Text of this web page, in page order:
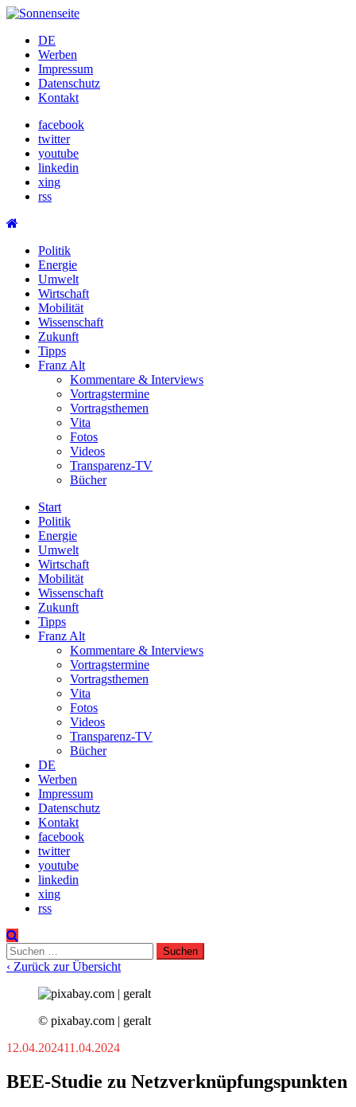
Skip
contentDE
Werben
Impressum
Datenschutz
Kontakt
facebook
twitter
youtube
linkedin
xing
rss
Politik
Energie
Umwelt
Wirtschaft
Mobilität
Wissenschaft
Zukunft
Tipps
Franz Alt
Kommentare & Interviews
Vortragstermine
Vortragsthemen
Vita
Fotos
Videos
Transparenz-TV
Bücher
Start
Politik
Energie
Umwelt
Wirtschaft
Mobilität
Wissenschaft
Zukunft
Tipps
Franz Alt
Kommentare & Interviews
Vortragstermine
Vortragsthemen
Vita
Fotos
Videos
Transparenz-TV
Bücher
DE
Werben
Impressum
Datenschutz
Kontakt
facebook
twitter
youtube
linkedin
xing
rss
Suchen
nach:
‹ Zurück zur Übersicht
© pixabay.com | geralt
12.04.202411.04.2024
BEE-Studie zu Netzverknüpfungspunkten